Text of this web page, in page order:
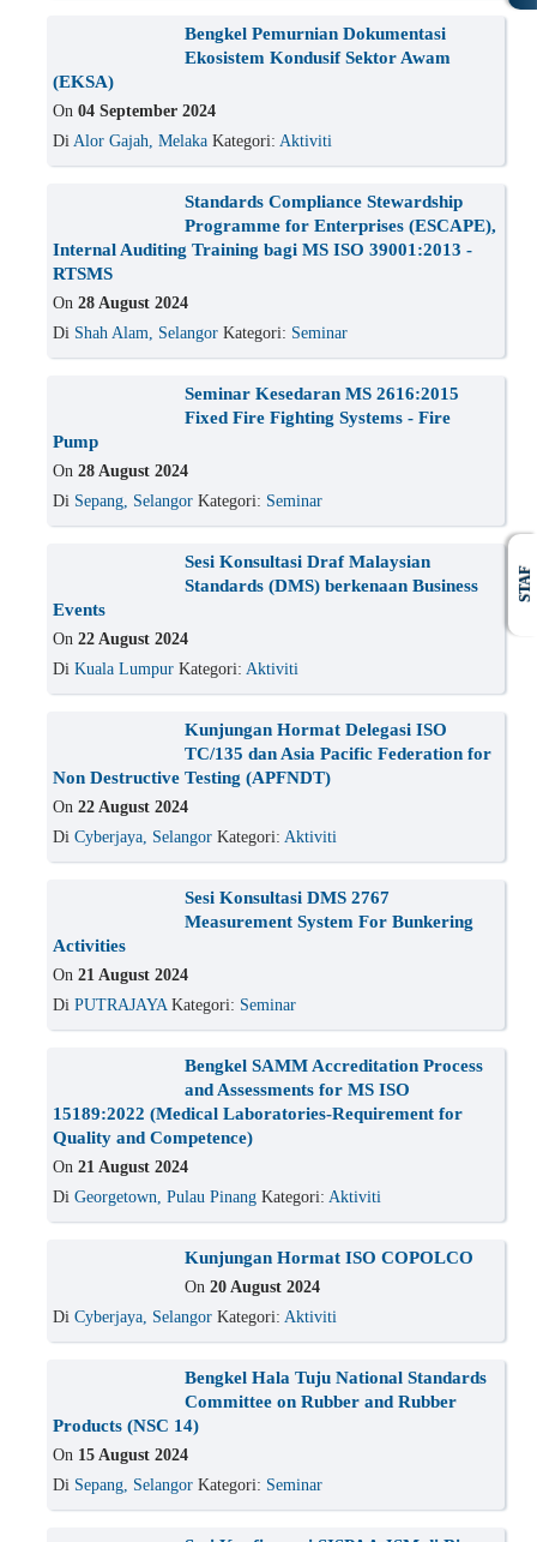
Bengkel Pemurnian Dokumentasi
Ekosistem Kondusif Sektor Awam
(EKSA)
On 04 September 2024
Di Alor Gajah, Melaka Kategori: Aktiviti
Standards Compliance Stewardship
Programme for Enterprises (ESCAPE),
Internal Auditing Training bagi MS ISO 39001:2013 -
RTSMS
On 28 August 2024
Di Shah Alam, Selangor Kategori: Seminar
Seminar Kesedaran MS 2616:2015
Fixed Fire Fighting Systems - Fire
Pump
On 28 August 2024
Di Sepang, Selangor Kategori: Seminar
Sesi Konsultasi Draf Malaysian
Standards (DMS) berkenaan Business
Events
On 22 August 2024
Di Kuala Lumpur Kategori: Aktiviti
Kunjungan Hormat Delegasi ISO
TC/135 dan Asia Pacific Federation for
Non Destructive Testing (APFNDT)
On 22 August 2024
Di Cyberjaya, Selangor Kategori: Aktiviti
Sesi Konsultasi DMS 2767
Measurement System For Bunkering
Activities
On 21 August 2024
Di PUTRAJAYA Kategori: Seminar
Bengkel SAMM Accreditation Process
and Assessments for MS ISO
15189:2022 (Medical Laboratories-Requirement for
Quality and Competence)
On 21 August 2024
Di Georgetown, Pulau Pinang Kategori: Aktiviti
Kunjungan Hormat ISO COPOLCO
On 20 August 2024
Di Cyberjaya, Selangor Kategori: Aktiviti
Bengkel Hala Tuju National Standards
Committee on Rubber and Rubber
Products (NSC 14)
On 15 August 2024
Di Sepang, Selangor Kategori: Seminar
STAF